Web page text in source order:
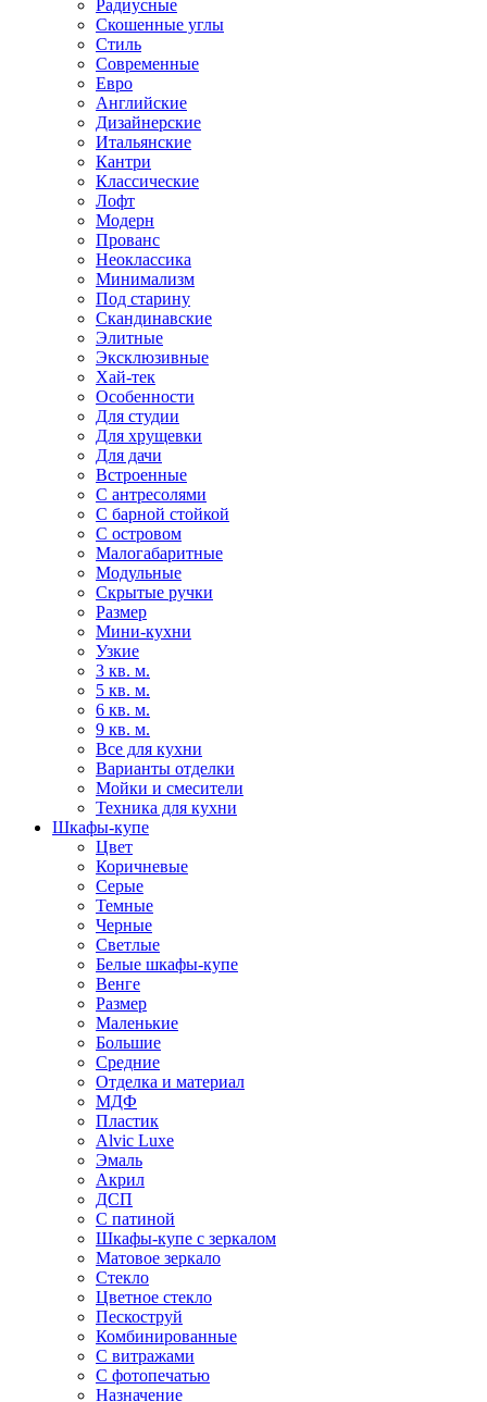
Радиусные
Скошенные углы
Стиль
Современные
Евро
Английские
Дизайнерские
Итальянские
Кантри
Классические
Лофт
Модерн
Прованс
Неоклассика
Минимализм
Под старину
Скандинавские
Элитные
Эксклюзивные
Хай-тек
Особенности
Для студии
Для хрущевки
Для дачи
Встроенные
С антресолями
С барной стойкой
С островом
Малогабаритные
Модульные
Скрытые ручки
Размер
Мини-кухни
Узкие
3 кв. м.
5 кв. м.
6 кв. м.
9 кв. м.
Все для кухни
Варианты отделки
Мойки и смесители
Техника для кухни
Шкафы-купе
Цвет
Коричневые
Серые
Темные
Черные
Светлые
Белые шкафы-купе
Венге
Размер
Маленькие
Большие
Средние
Отделка и материал
МДФ
Пластик
Alvic Luxe
Эмаль
Акрил
ДСП
С патиной
Шкафы-купе с зеркалом
Матовое зеркало
Стекло
Цветное стекло
Пескоструй
Комбинированные
С витражами
С фотопечатью
Назначение